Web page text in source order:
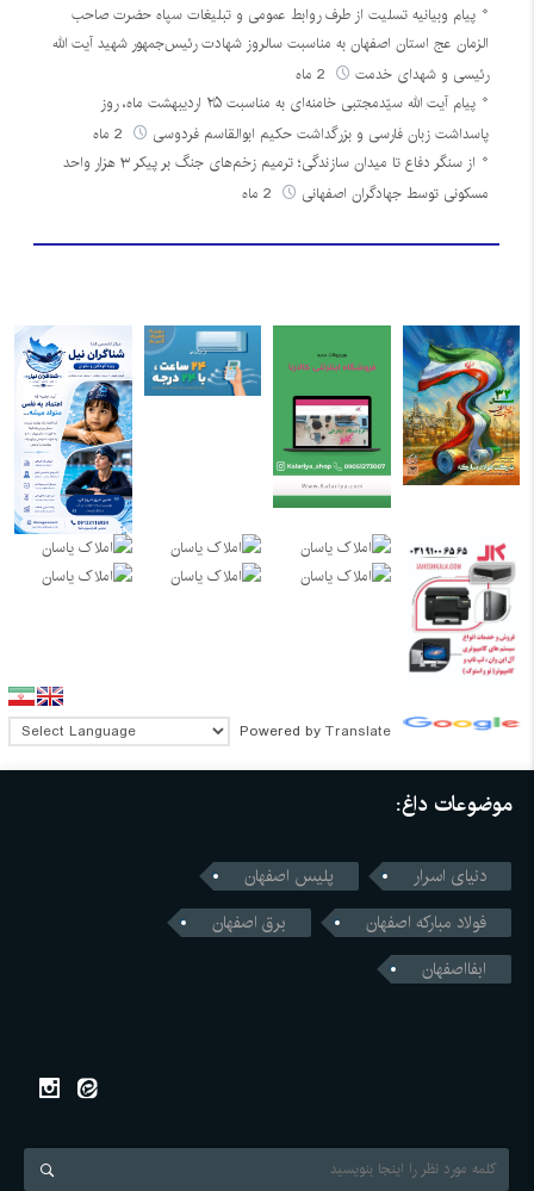
پیام وبیانیه تسلیت از طرف روابط عمومی و تبلیغات سپاه حضرت صاحب
الزمان عج استان اصفهان به مناسبت سالروز شهادت رئیس‌جمهور شهید آیت الله
رئیسی و شهدای خدمت
پیام آیت الله سیّدمجتبی خامنه‌ای به مناسبت ۲۵ اردیبهشت ماه، روز
پاسداشت زبان فارسی و بزرگداشت حکیم ابوالقاسم فردوسی
از سنگر دفاع تا میدان سازندگی؛ ترمیم زخم‌های جنگ بر پیکر ۳ هزار واحد
مسکونی توسط جهادگران اصفهانی
Powered by Translate
موضوعات داغ:
دنیای اسرار
پلیس اصفهان
فولاد مبارکه اصفهان
برق اصفهان
ابفااصفهان